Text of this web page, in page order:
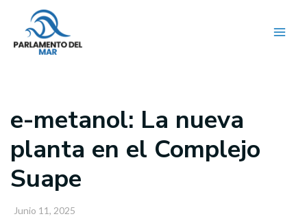
contenido
e-metanol: La nueva
planta en el Complejo
Suape
Junio 11, 2025